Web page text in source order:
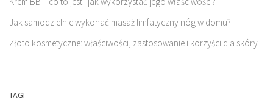
Jak samodzielnie wykonać masaż limfatyczny nóg w domu?
Złoto kosmetyczne: właściwości, zastosowanie i korzyści dla skóry
TAGI